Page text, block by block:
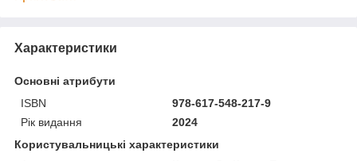
Характеристики
Основні атрибути
ISBN
978-617-548-217-9
Рік видання
2024
Користувальницькі характеристики